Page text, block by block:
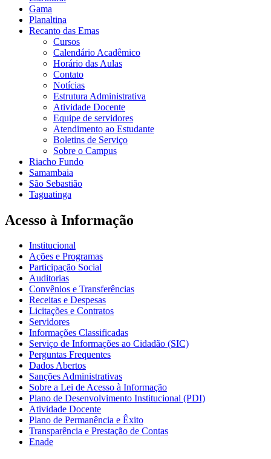
Gama
Planaltina
Recanto das Emas
Cursos
Calendário Acadêmico
Horário das Aulas
Contato
Notícias
Estrutura Administrativa
Atividade Docente
Equipe de servidores
Atendimento ao Estudante
Boletins de Serviço
Sobre o Campus
Riacho Fundo
Samambaia
São Sebastião
Taguatinga
Acesso à Informação
Institucional
Ações e Programas
Participação Social
Auditorias
Convênios e Transferências
Receitas e Despesas
Licitações e Contratos
Servidores
Informações Classificadas
Serviço de Informações ao Cidadão (SIC)
Perguntas Frequentes
Dados Abertos
Sanções Administrativas
Sobre a Lei de Acesso à Informação
Plano de Desenvolvimento Institucional (PDI)
Atividade Docente
Plano de Permanência e Êxito
Transparência e Prestação de Contas
Enade